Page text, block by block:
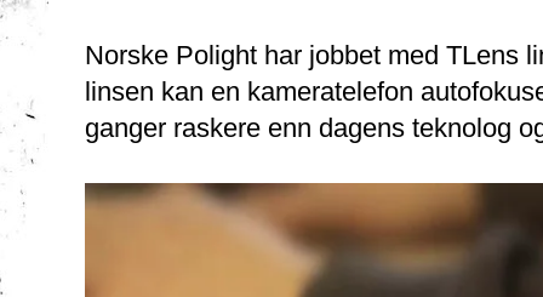
Norske Polight har jobbet med TLens
linsen kan en kameratelefon
ganger raskere enn dagens teknolog